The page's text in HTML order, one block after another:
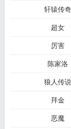
轩辕传奇
超女
厉害
陈家洛
狼人传说
拜金
恶魔